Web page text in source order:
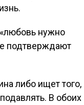
нужно
подтверждают
либо ищет того,
В обоих